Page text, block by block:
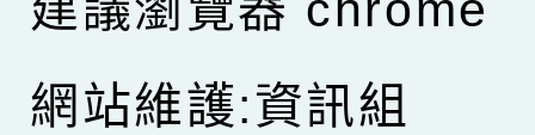
網站維護:資訊組